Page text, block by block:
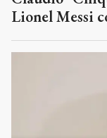
Lionel Messi